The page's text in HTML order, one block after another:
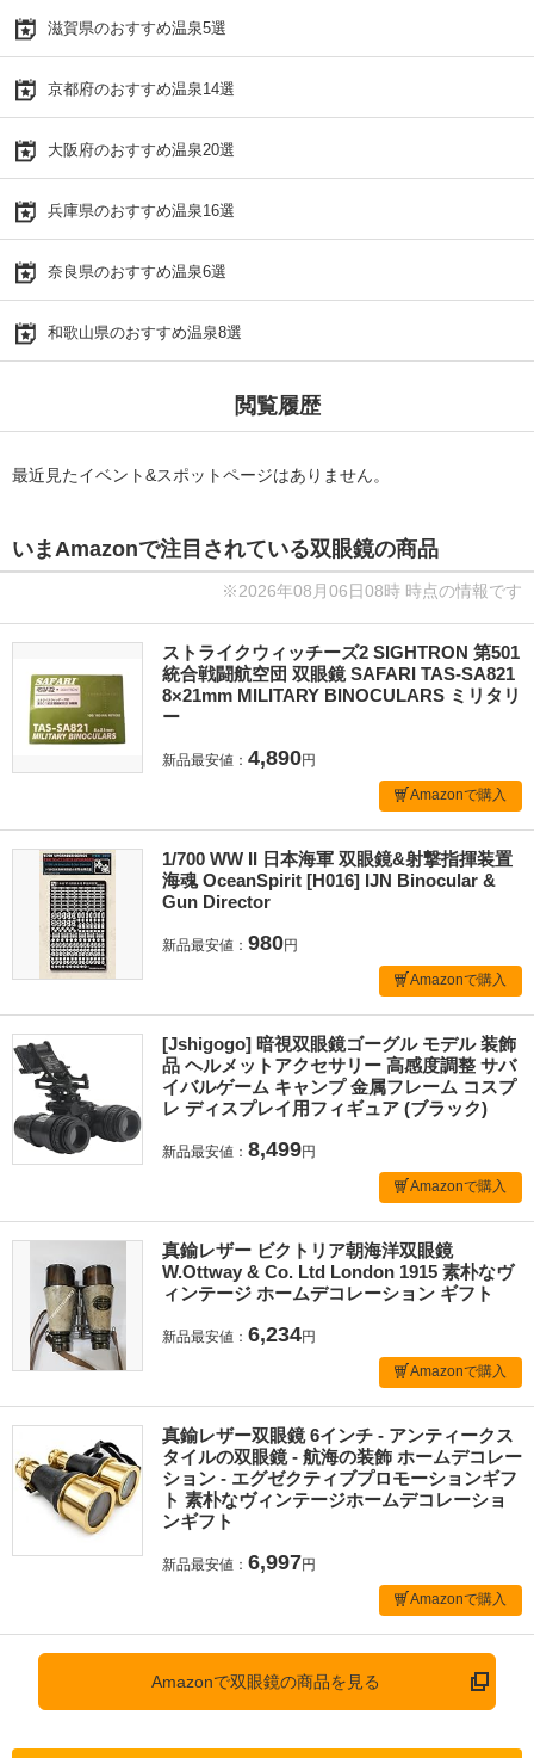
滋賀県のおすすめ温泉5選
京都府のおすすめ温泉14選
大阪府のおすすめ温泉20選
兵庫県のおすすめ温泉16選
奈良県のおすすめ温泉6選
和歌山県のおすすめ温泉8選
閲覧履歴
最近見たイベント&スポットページはありません。
いまAmazonで注目されている双眼鏡の商品
※2026年08月06日08時 時点の情報です
ストライクウィッチーズ2 SIGHTRON 第501
統合戦闘航空団 双眼鏡 SAFARI TAS-SA821
8×21mm MILITARY BINOCULARS ミリタリ
ー
新品最安値： 4,890円
Amazonで購入
1/700 WW II 日本海軍 双眼鏡&射撃指揮装置
海魂 OceanSpirit [H016] IJN Binocular &
Gun Director
新品最安値： 980円
Amazonで購入
[Jshigogo] 暗視双眼鏡ゴーグル モデル 装飾
品 ヘルメットアクセサリー 高感度調整 サバ
イバルゲーム キャンプ 金属フレーム コスプ
レ ディスプレイ用フィギュア (ブラック)
新品最安値： 8,499円
Amazonで購入
真鍮レザー ビクトリア朝海洋双眼鏡
W.Ottway & Co. Ltd London 1915 素朴なヴ
ィンテージ ホームデコレーション ギフト
新品最安値： 6,234円
Amazonで購入
真鍮レザー双眼鏡 6インチ - アンティークス
タイルの双眼鏡 - 航海の装飾 ホームデコレー
ション - エグゼクティブプロモーションギフ
ト 素朴なヴィンテージホームデコレーショ
ンギフト
新品最安値： 6,997円
Amazonで購入
Amazonで双眼鏡の商品を見る